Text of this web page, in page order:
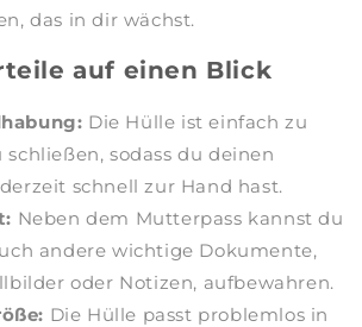
das in dir wächst.
auf einen Blick
Die Hülle ist einfach zu
sodass du deinen
schnell zur Hand hast.
Neben dem Mutterpass kannst du
andere wichtige Dokumente,
oder Notizen, aufbewahren.
Die Hülle passt problemlos in